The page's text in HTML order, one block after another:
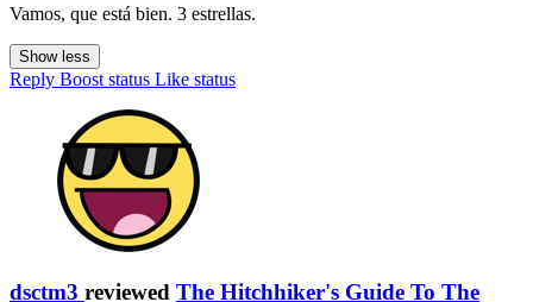
Vamos, que está bien. 3 estrellas.
Show less
Reply Boost status Like status
dsctm3 reviewed The Hitchhiker's Guide To The